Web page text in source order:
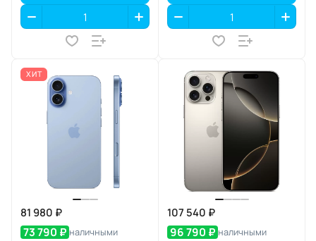
ХИТ
81 980 ₽
73 790 ₽ наличными
107 540 ₽
96 790 ₽ наличными